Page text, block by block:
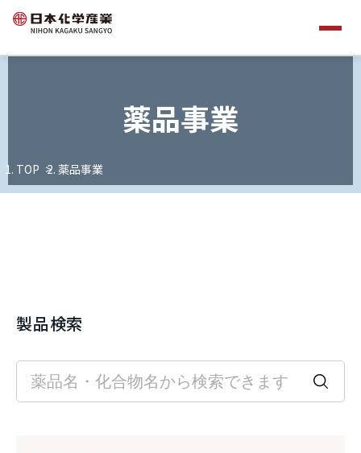
薬品事業
TOP 薬品事業
製品検索